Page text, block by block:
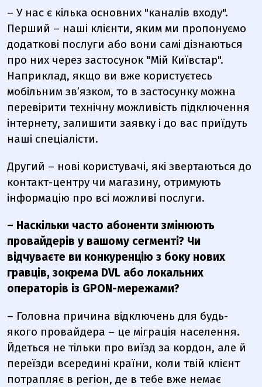
– У нас є кілька основних "каналів входу".
Перший – наші клієнти, яким ми пропонуємо
додаткові послуги або вони самі дізнаються
про них через застосунок "Мій Київстар".
Наприклад, якщо ви вже користуєтесь
мобільним зв’язком, то в застосунку можна
перевірити технічну можливість підключення
інтернету, залишити заявку і до вас приїдуть
наші спеціалісти.
Другий – нові користувачі, які звертаються до
контакт-центру чи магазину, отримують
інформацію про всі можливі послуги.
– Наскільки часто абоненти змінюють
провайдерів у вашому сегменті? Чи
відчуваєте ви конкуренцію з боку нових
гравців, зокрема DVL або локальних
операторів із GPON-мережами?
– Головна причина відключень для будь-
якого провайдера – це міграція населення.
Йдеться не тільки про виїзд за кордон, але й
переїзди всередині країни, коли твій клієнт
потрапляє в регіон, де в тебе вже немає